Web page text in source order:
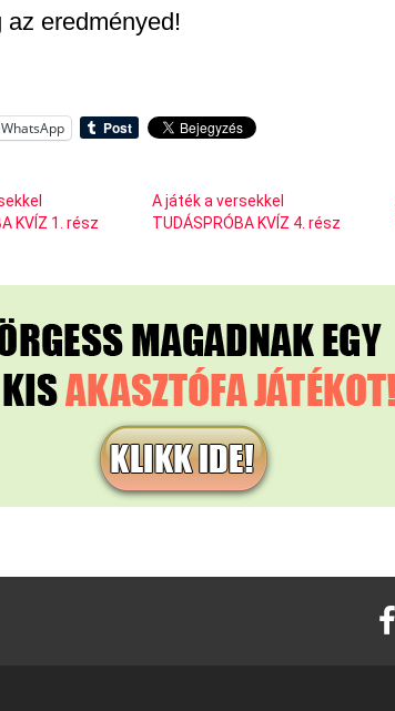
az eredményed!
WhatsApp
KVÍZ 1. rész
A játék a versekkel
TUDÁSPRÓBA KVÍZ 4. rész